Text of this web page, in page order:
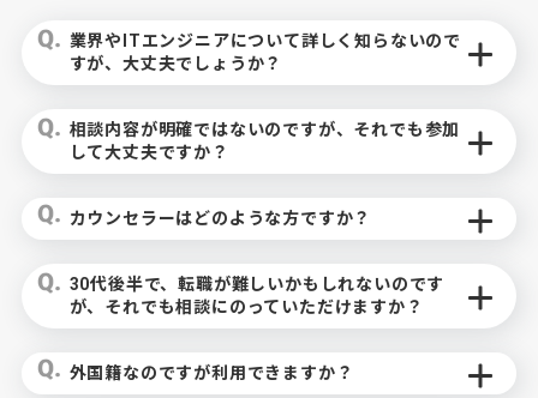
業界やITエンジニアについて詳しく知らないので
すが、大丈夫でしょうか？
相談内容が明確ではないのですが、それでも参加
して大丈夫ですか？
カウンセラーはどのような方ですか？
30代後半で、転職が難しいかもしれないのです
が、それでも相談にのっていただけますか？
外国籍なのですが利用できますか？